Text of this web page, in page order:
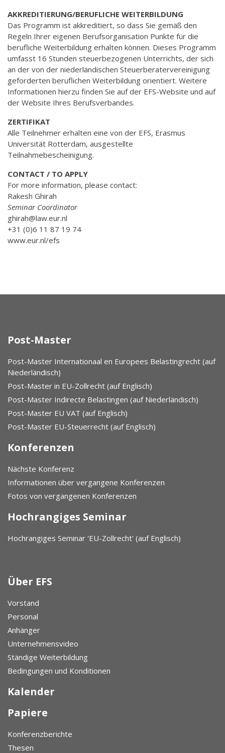
AKKREDITIERUNG/BERUFLICHE WEITERBILDUNG
Das Programm ist akkreditiert, so dass Sie gemäß den
Regeln Ihrer eigenen Berufsorganisation Punkte für die
berufliche Weiterbildung erhalten können. Dieses Programm
umfasst 16 Stunden steuerbezogenen Unterrichts, der sich
an der von der niederländischen Steuerberatervereinigung
geforderten beruflichen Weiterbildung orientiert. Weitere
Informationen hierzu finden Sie auf der EFS-Website und auf
der Website Ihres Berufsverbandes.
ZERTIFIKAT
Alle Teilnehmer erhalten eine von der EFS, Erasmus
Universität Rotterdam, ausgestellte
Teilnahmebescheinigung.
CONTACT / TO APPLY
For more information, please contact:
Rakesh Ghirah
Seminar Coordinator
ghirah@law.eur.nl
+31 (0)6 11 87 19 74
www.eur.nl/efs
Post-Master
Post-Master Internationaal en Europees Belastingrecht (auf
Niederländisch)
Post-Master in EU-Zollrecht (auf Englisch)
Post-Master Indirecte Belastingen (auf Niederländisch)
Post-Master EU VAT (auf Englisch)
Post-Master EU-Steuerrecht (auf Englisch)
Konferenzen
Nächste Konferenz
Informationen über vergangene Konferenzen
Fotos von vergangenen Konferenzen
Hochrangiges Seminar
Hochrangiges Seminar 'EU-Zollrecht' (auf Englisch)
Über EFS
Vorstand
Personal
Anhänger
Unternehmensvideo
Ständige Weiterbildung
Bedingungen und Konditionen
Kalender
Papiere
Konferenzberichte
Thesen